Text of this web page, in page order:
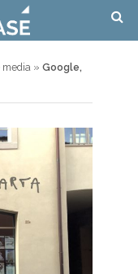
» Google,